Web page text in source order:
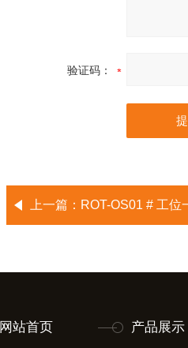
验证码：
上一篇： ROT-OS01 # 工位
网站首页 产品展示